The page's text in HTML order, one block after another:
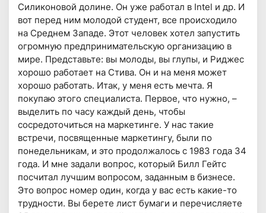
Силиконовой долине. Он уже работал в Intel и др. И
вот перед ним молодой студент, все происходило
на Среднем Западе. Этот человек хотел запустить
огромную предпринимательскую организацию в
мире. Представьте: вы молоды, вы глупы, и Риджес
хорошо работает на Стива. Он и на меня может
хорошо работать. Итак, у меня есть мечта. Я
покупаю этого специалиста. Первое, что нужно, –
выделить по часу каждый день, чтобы
сосредоточиться на маркетинге. У нас такие
встречи, посвященные маркетингу, были по
понедельникам, и это продолжалось с 1983 года 34
года. И мне задали вопрос, который Билл Гейтс
посчитал лучшим вопросом, заданным в бизнесе.
Это вопрос номер один, когда у вас есть какие-то
трудности. Вы берете лист бумаги и перечисляете